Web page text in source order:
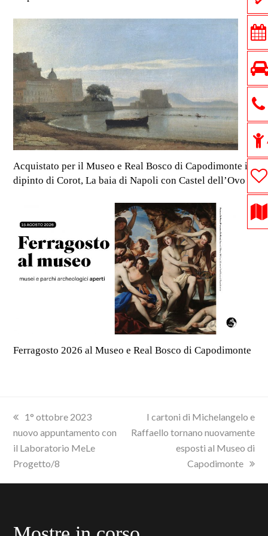
Acquistato per il Museo e Real Bosco di Capodimonte il
dipinto di Corot, La baia di Napoli con Castel dell’Ovo
Ferragosto 2026 al Museo e Real Bosco di Capodimonte
previous
post:
1° ottobre 2023
nuovo appuntamento con
il Laboratorio MeLe
Progetto/8
next
post:
I cartoni di Michelangelo e
Raffaello tornano nuovamente
esposti al Museo di
Capodimonte